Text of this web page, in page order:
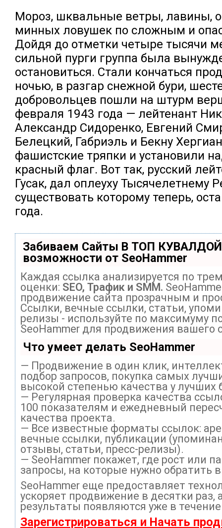
Мороз, шквальные ветры, лавины,
минных ловушек по сложным и
Дойдя до отметки четыре тысячи
сильной пурги группа была
остановиться. Стали кончаться
ночью, в разгар снежной бури,
добровольцев пошли на штурм
февраля 1943 года — лейтенант
Александр Сидоренко, Евгений
Белецкий, Габриэль и Бекну
фашистские тряпки и установили
красный флаг. Вот так, русский
Гусак, дал оплеуху Тысячелетнему
существовать которому теперь,
года.
Забиваем Сайты В ТОП
возможности от SeoHammer
Каждая ссылка анализируется по
оценки: SEO, Трафик и SMM.
продвижение сайта прозрачным и
Ссылки, вечные ссылки, статьи,
релизы - используйте по максимуму
SeoHammer для продвижения вашего
Что умеет делать SeoHammer
— Продвижение в один клик,
подбор запросов, покупка самых
высокой степенью качества у лучших
— Регулярная проверка качества
100 показателям и ежедневный
качества проекта.
— Все известные форматы ссылок:
вечные ссылки, публикации
отзывы, статьи, пресс-релизы).
— SeoHammer покажет, где рост или
запросы, на которые нужно обратить
SeoHammer еще предоставляет
ускоряет продвижение в десятки раз,
результаты появляются уже в
Зарегистрироваться и Начать